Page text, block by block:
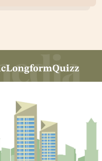
LongformQuizz